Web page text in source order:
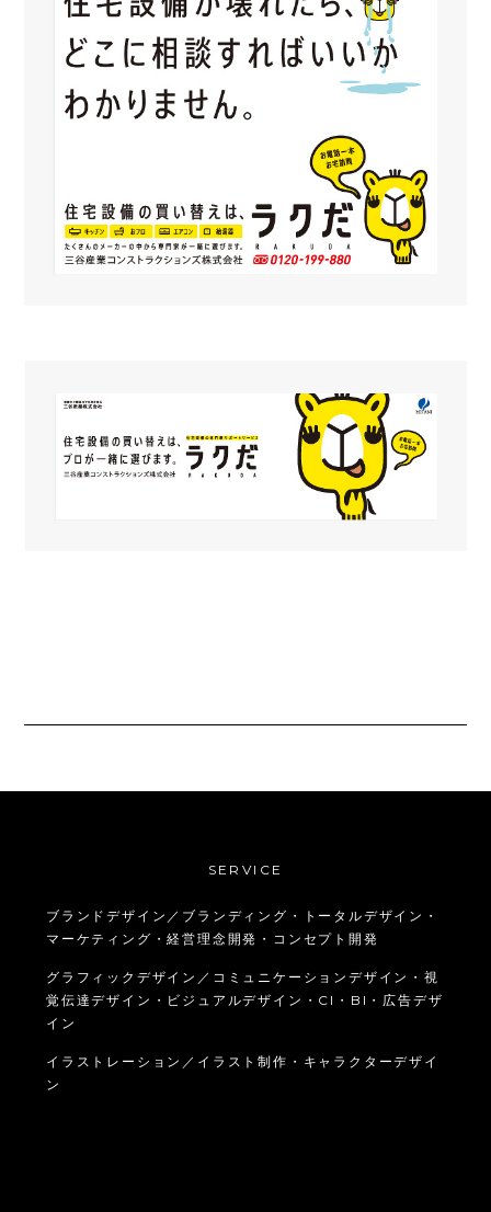
SERVICE
ブランドデザイン／ブランディング・トータルデザイン・
マーケティング・経営理念開発・コンセプト開発
グラフィックデザイン／コミュニケーションデザイン・視
覚伝達デザイン・ビジュアルデザイン・CI・BI・広告デザ
イン
イラストレーション／イラスト制作・キャラクターデザイ
ン